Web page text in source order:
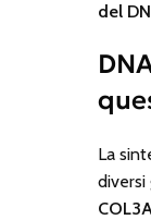
del
La
diversi